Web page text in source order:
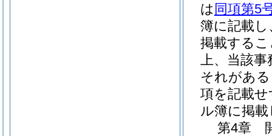
は 同項第5
簿に記載
掲載する
上、当該
それがあ
項を記載
ル簿に掲
第4章